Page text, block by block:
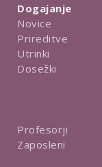
Dogajanje
Novice
Prireditve
Utrinki
Dosežki
Profesorji
Zaposleni